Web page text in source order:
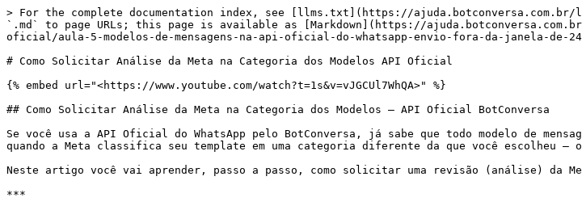
> For the complete documentation index, see [llms.txt](https://ajuda.botconversa.com.br/
`.md` to page URLs; this page is available as [Markdown](https://
oficial/aula-5-modelos-de-mensagens-na-api-oficial-do-whatsapp-envio-fora-da-janela-
# Como Solicitar Análise da Meta na Categoria dos Modelos API Oficial
{% embed url="<https://www.youtube.com/watch?t=1s&v=vJGCUl7WhQA>" %}
## Como Solicitar Análise da Meta na Categoria dos Modelos – API Oficial BotConversa
Se você usa a API Oficial do WhatsApp pelo BotConversa, já sabe que todo modelo de
quando a Meta classifica seu template em uma categoria diferente da que você escolheu —
Neste artigo você vai aprender, passo a passo, como solicitar uma revisão (análise) da
***